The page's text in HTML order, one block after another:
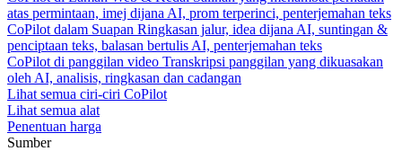
atas permintaan, imej dijana AI, prom terperinci, penterjemahan teks
CoPilot dalam Suapan Ringkasan jalur, idea dijana AI, suntingan &
penciptaan teks, balasan bertulis AI, penterjemahan teks
CoPilot di panggilan video Transkripsi panggilan yang dikuasakan
oleh AI, analisis, ringkasan dan cadangan
Lihat semua ciri-ciri CoPilot
Lihat semua alat
Penentuan harga
Sumber